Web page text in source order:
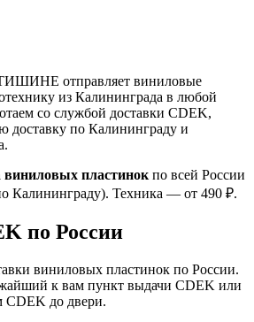
отправляет виниловые
из Калининграда в любой
со службой доставки CDEK,
доставку по Калининграду и
виниловых пластинок по всей России
Калининграду). Техника — от 490 ₽.
по России
виниловых пластинок по России.
к вам пункт выдачи CDEK или
CDEK до двери.